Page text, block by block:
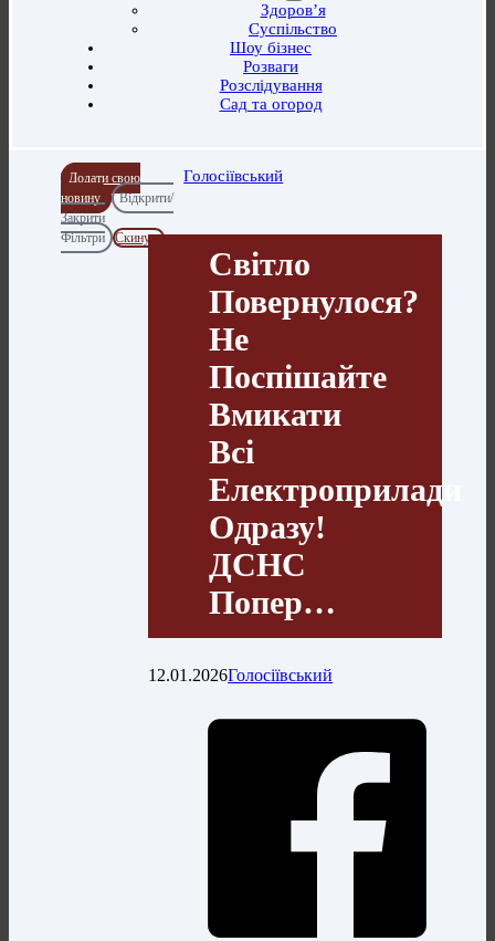
Здоров’я
Суспільство
Шоу бізнес
Розваги
Розслідування
Сад та огород
Додати свою
новину
Відкрити/
Закрити
Фільтри
Скинути
Голосіївський
Світло
Повернулося?
Не
Поспішайте
Вмикати
Всі
Електроприлади
Одразу!
ДСНС
Попер…
12.01.2026Голосіївський